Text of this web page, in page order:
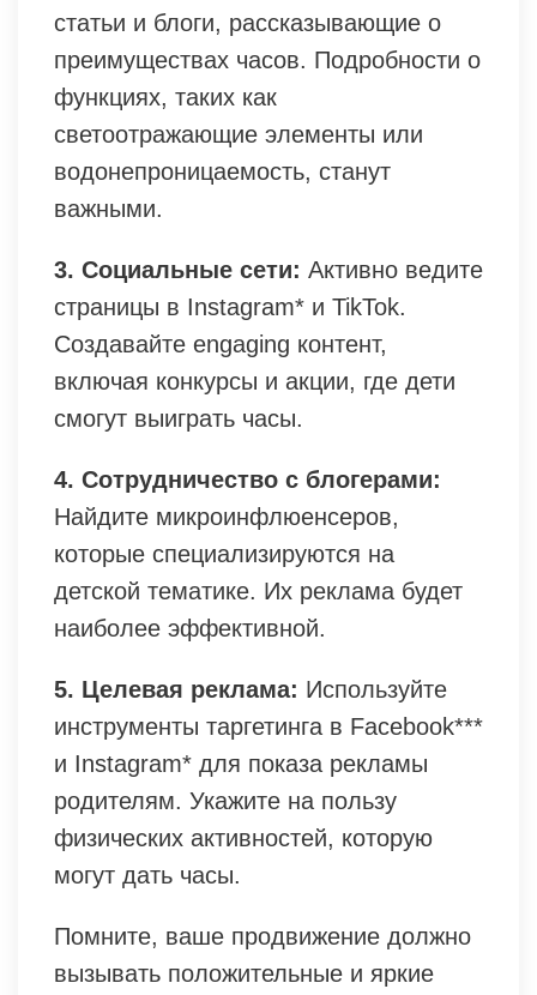
статьи и блоги, рассказывающие о
преимуществах часов. Подробности о
функциях, таких как
светоотражающие элементы или
водонепроницаемость, станут
важными.
3. Социальные сети: Активно ведите
страницы в Instagram* и TikTok.
Создавайте engaging контент,
включая конкурсы и акции, где дети
смогут выиграть часы.
4. Сотрудничество с блогерами:
Найдите микроинфлюенсеров,
которые специализируются на
детской тематике. Их реклама будет
наиболее эффективной.
5. Целевая реклама: Используйте
инструменты таргетинга в Facebook***
и Instagram* для показа рекламы
родителям. Укажите на пользу
физических активностей, которую
могут дать часы.
Помните, ваше продвижение должно
вызывать положительные и яркие